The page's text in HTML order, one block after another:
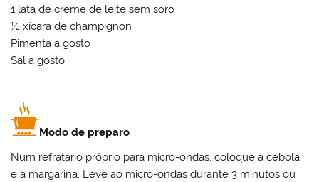
1 lata de creme de leite sem soro
½ xícara de champignon
Pimenta a gosto
Sal a gosto
Modo de preparo
Num refratário próprio para micro-ondas, coloque a cebola
e a margarina. Leve ao micro-ondas durante 3 minutos ou